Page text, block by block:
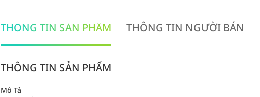
THÔNG TIN SẢN PHẨM THÔNG TIN NGƯỜI BÁN
THÔNG TIN SẢN PHẨM
Mô Tả